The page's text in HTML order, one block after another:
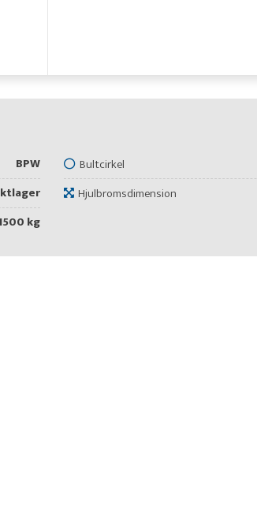
BPW Bultcirkel
Hjulbromsdimension
kg